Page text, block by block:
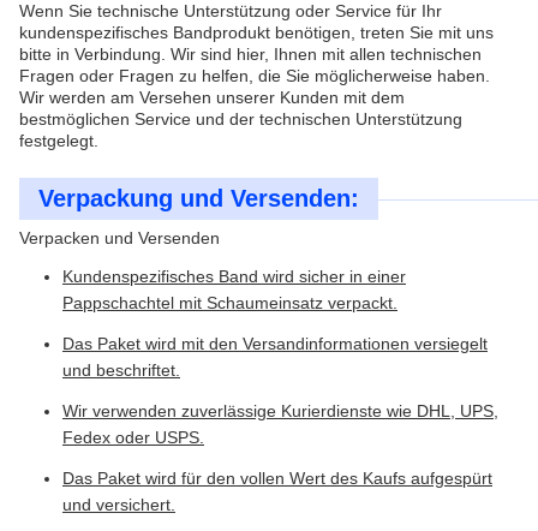
Wenn Sie technische Unterstützung oder Service für Ihr
kundenspezifisches Bandprodukt benötigen, treten Sie mit uns
bitte in Verbindung. Wir sind hier, Ihnen mit allen technischen
Fragen oder Fragen zu helfen, die Sie möglicherweise haben.
Wir werden am Versehen unserer Kunden mit dem
bestmöglichen Service und der technischen Unterstützung
festgelegt.
Verpackung und Versenden:
Verpacken und Versenden
Kundenspezifisches Band wird sicher in einer
Pappschachtel mit Schaumeinsatz verpackt.
Das Paket wird mit den Versandinformationen versiegelt
und beschriftet.
Wir verwenden zuverlässige Kurierdienste wie DHL, UPS,
Fedex oder USPS.
Das Paket wird für den vollen Wert des Kaufs aufgespürt
und versichert.